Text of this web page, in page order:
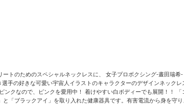
ートのためのスペシャルネックレスに、 女子プロボクシング-晝田瑞希
手の好きな可愛い宇宙人イラストのキャラクターのデザインネックレ
ンクなので、ピンクを愛用中！ 着けやすい白ボディーでも展開！！ 「
と「ブラックアイ」を取り入れた健康器具です。有害電流から身を守